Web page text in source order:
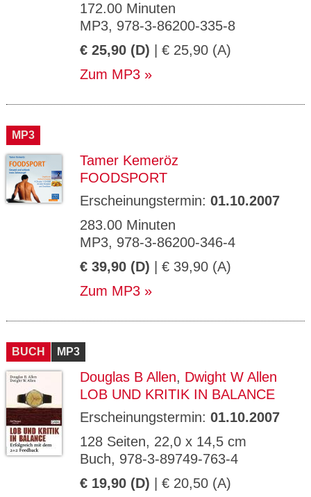
172.00 Minuten
MP3, 978-3-86200-335-8
€ 25,90 (D) | € 25,90 (A)
Zum MP3
MP3
Tamer Kemeröz
FOODSPORT
Erscheinungstermin: 01.10.2007
283.00 Minuten
MP3, 978-3-86200-346-4
€ 39,90 (D) | € 39,90 (A)
Zum MP3
BUCH MP3
Douglas B Allen, Dwight W Allen
LOB UND KRITIK IN BALANCE
Erscheinungstermin: 01.10.2007
128 Seiten, 22,0 x 14,5 cm
Buch, 978-3-89749-763-4
€ 19,90 (D) | € 20,50 (A)